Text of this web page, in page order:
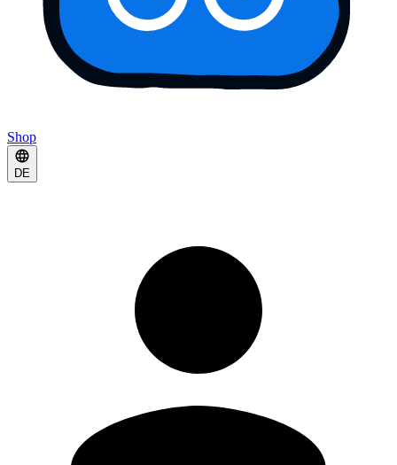
Shop
DE